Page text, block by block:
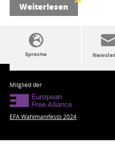
Weiterlesen
SSW-Politik von A bis Z
Mitglied der
EFA Wahlmanifesto 2024